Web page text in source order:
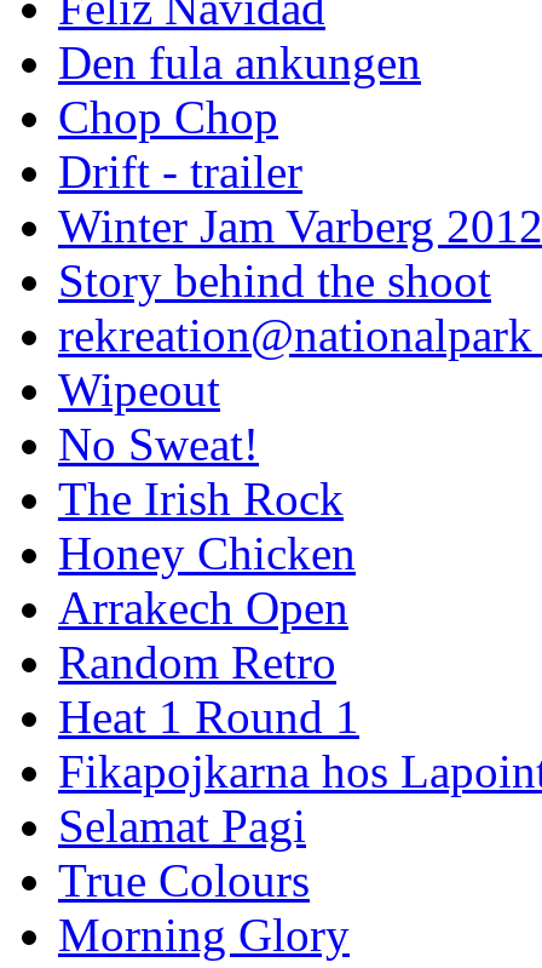
Den fula ankungen
Chop Chop
Drift - trailer
Winter Jam Varberg 2012
Story behind the shoot
rekreation@nationalpark
Wipeout
No Sweat!
The Irish Rock
Honey Chicken
Arrakech Open
Random Retro
Heat 1 Round 1
Fikapojkarna hos
Selamat Pagi
True Colours
Morning Glory